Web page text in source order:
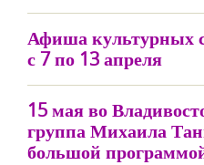
Афиша культурных
с 7 по 13 апреля
15 мая во
группа Михаила
большой